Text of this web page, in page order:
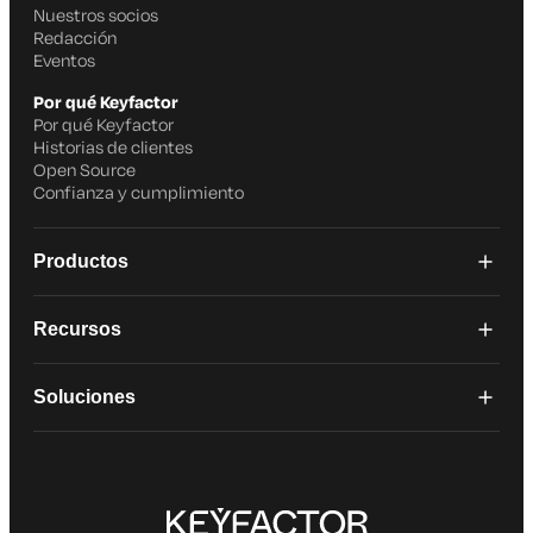
Nuestros socios
Redacción
Eventos
Por qué Keyfactor
Por qué Keyfactor
Historias de clientes
Open Source
Confianza y cumplimiento
Productos
Recursos
Soluciones